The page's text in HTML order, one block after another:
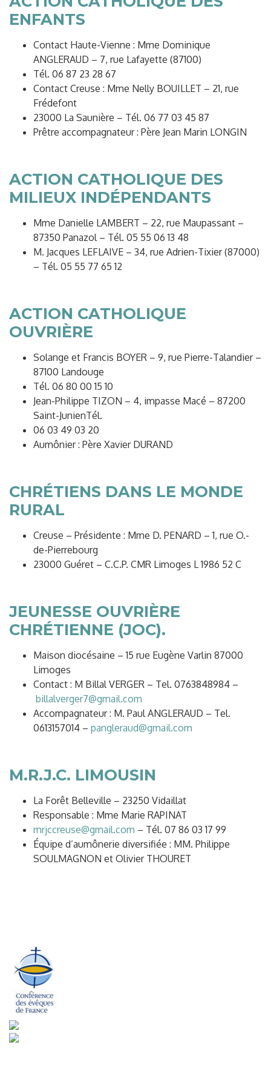
ENFANTS
Contact Haute-Vienne : Mme Dominique
ANGLERAUD – 7, rue Lafayette (87100)
Tél. 06 87 23 28 67
Contact Creuse : Mme Nelly BOUILLET – 21, rue
Frédefont
23000 La Saunière – Tél. 06 77 03 45 87
Prêtre accompagnateur : Père Jean Marin LONGIN
ACTION CATHOLIQUE DES
MILIEUX INDÉPENDANTS
Mme Danielle LAMBERT – 22, rue Maupassant –
87350 Panazol – Tél. 05 55 06 13 48
M. Jacques LEFLAIVE – 34, rue Adrien-Tixier (87000)
– Tél. 05 55 77 65 12
ACTION CATHOLIQUE
OUVRIÈRE
Solange et Francis BOYER – 9, rue Pierre-Talandier –
87100 Landouge
Tél. 06 80 00 15 10
Jean-Philippe TIZON – 4, impasse Macé – 87200
Saint-JunienTél.
06 03 49 03 20
Aumônier : Père Xavier DURAND
CHRÉTIENS DANS LE MONDE
RURAL
Creuse – Présidente : Mme D. PENARD – 1, rue O.-
de-Pierrebourg
23000 Guéret – C.C.P. CMR Limoges L 1986 52 C
JEUNESSE OUVRIÈRE
CHRÉTIENNE (JOC).
Maison diocésaine – 15 rue Eugène Varlin 87000
Limoges
Contact : M Billal VERGER – Tel. 0763848984 –
billalverger7@gmail.com
Accompagnateur : M. Paul ANGLERAUD – Tel.
0613157014 – pangleraud@gmail.com
M.R.J.C. LIMOUSIN
La Forêt Belleville – 23250 Vidaillat
Responsable : Mme Marie RAPINAT
mrjccreuse@gmail.com – Tél. 07 86 03 17 99
Équipe d’aumônerie diversifiée : MM. Philippe
SOULMAGNON et Olivier THOURET